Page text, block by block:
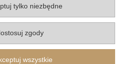
O nas
kategorii
tylko niezbędne
zgody
wszystkie